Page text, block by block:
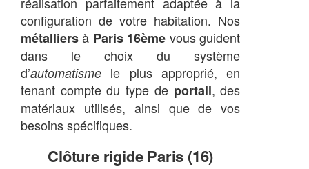
configuration de votre habitation. Nos
métalliersà Paris 16ème vous guident
dans le choix du système
d’automatisme le plus approprié, en
tenant compte du type de portail, des
matériaux utilisés, ainsi que de vos
besoins spécifiques.
Clôture rigide Paris (16)